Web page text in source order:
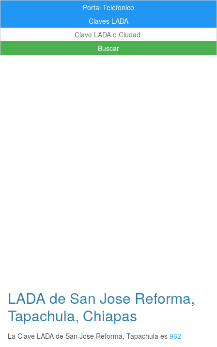
Portal Telefónico
Claves LADA
Buscar
LADA de San Jose Reforma,
Tapachula, Chiapas
La Clave LADA de San Jose Reforma, Tapachula es 962